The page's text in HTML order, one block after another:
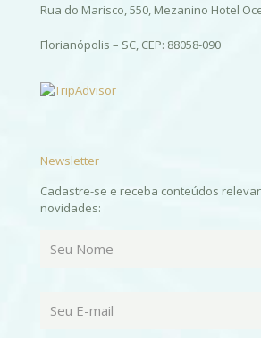
Rua do Marisco, 550, Mezanino Hotel
Florianópolis – SC, CEP: 88058-090
Newsletter
Cadastre-se e receba conteúdos
novidades: